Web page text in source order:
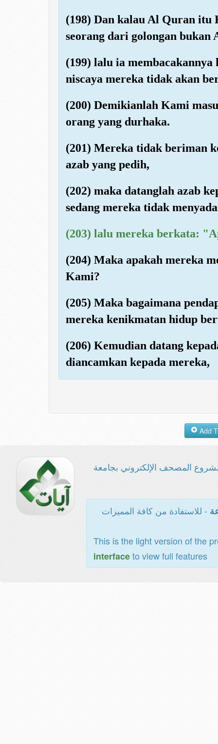
(198) Dan kalau Al Quran itu
seorang dari golongan bukan
(199) lalu ia
niscaya mereka tidak akan
(200) Demikianlah Kami
orang yang durhaka.
(201) Mereka tidak beriman
azab yang pedih,
(202) maka datanglah azab
sedang mereka tidak
(203) lalu mereka berkata:
(204) Maka apakah mereka
Kami?
(205) Maka bagaimana
mereka kenikmatan hidup
(206) Kemudian datang
diancamkan kepada mereka,
المصحف الإلكتروني بجامعة
- للاستفادة من كافة المميزات
This is the light version of the
interfaceto view full features